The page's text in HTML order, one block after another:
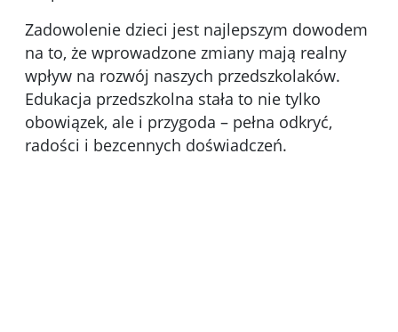
Zadowolenie dzieci jest najlepszym dowodem
na to, że wprowadzone zmiany mają realny
wpływ na rozwój naszych przedszkolaków.
Edukacja przedszkolna stała to nie tylko
obowiązek, ale i przygoda – pełna odkryć,
radości i bezcennych doświadczeń.